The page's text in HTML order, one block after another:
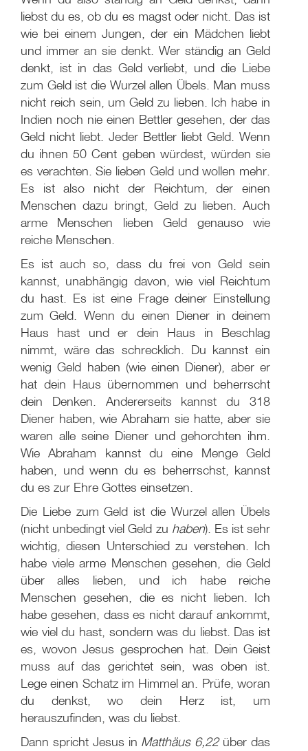
liebst du es, ob du es magst oder nicht. Das ist
wie bei einem Jungen, der ein Mädchen liebt
und immer an sie denkt. Wer ständig an Geld
denkt, ist in das Geld verliebt, und die Liebe
zum Geld ist die Wurzel allen Übels. Man muss
nicht reich sein, um Geld zu lieben. Ich habe in
Indien noch nie einen Bettler gesehen, der das
Geld nicht liebt. Jeder Bettler liebt Geld. Wenn
du ihnen 50 Cent geben würdest, würden sie
es verachten. Sie lieben Geld und wollen mehr.
Es ist also nicht der Reichtum, der einen
Menschen dazu bringt, Geld zu lieben. Auch
arme Menschen lieben Geld genauso wie
reiche Menschen.
Es ist auch so, dass du frei von Geld sein
kannst, unabhängig davon, wie viel Reichtum
du hast. Es ist eine Frage deiner Einstellung
zum Geld. Wenn du einen Diener in deinem
Haus hast und er dein Haus in Beschlag
nimmt, wäre das schrecklich. Du kannst ein
wenig Geld haben (wie einen Diener), aber er
hat dein Haus übernommen und beherrscht
dein Denken. Andererseits kannst du 318
Diener haben, wie Abraham sie hatte, aber sie
waren alle seine Diener und gehorchten ihm.
Wie Abraham kannst du eine Menge Geld
haben, und wenn du es beherrschst, kannst
du es zur Ehre Gottes einsetzen.
Die Liebe zum Geld ist die Wurzel allen Übels
(nicht unbedingt viel Geld zu haben). Es ist sehr
wichtig, diesen Unterschied zu verstehen. Ich
habe viele arme Menschen gesehen, die Geld
über alles lieben, und ich habe reiche
Menschen gesehen, die es nicht lieben. Ich
habe gesehen, dass es nicht darauf ankommt,
wie viel du hast, sondern was du liebst. Das ist
es, wovon Jesus gesprochen hat. Dein Geist
muss auf das gerichtet sein, was oben ist.
Lege einen Schatz im Himmel an. Prüfe, woran
du denkst, wo dein Herz ist, um
herauszufinden, was du liebst.
Dann spricht Jesus in Matthäus 6,22über das